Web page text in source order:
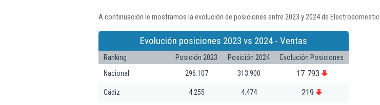
A continuación le mostramos la evolución de posiciones entre 2023 y 2024 de
Evolución posiciones 2023 vs 2024 - Ventas
Ranking Posición 2023 Posición 2024
Evolución Posiciones
Nacional
296.107 313.900 17.793
Cádiz 4.255 4.474 219